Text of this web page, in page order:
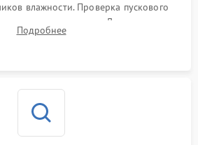
влажности. Проверка пускового
мотора и помпы. Для машин с
диагностика работы компрессора и
Подробнее